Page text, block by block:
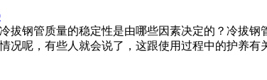
钢管质量的稳定性是由哪些因素决定的？冷拔钢
呢，有些人就会说了，这跟使用过程中的护养有